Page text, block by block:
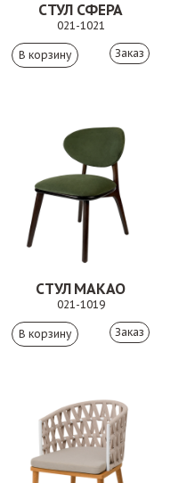
СТУЛ СФЕРА
021-1021
Заказ
СТУЛ МАКАО
021-1019
Заказ